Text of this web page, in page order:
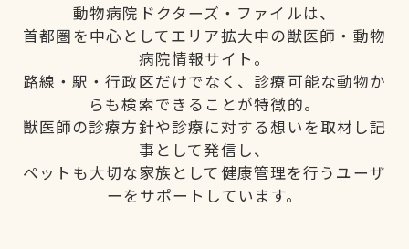
動物病院ドクターズ・ファイルは、
首都圏を中心としてエリア拡大中の獣医師・動物
病院情報サイト。
路線・駅・行政区だけでなく、診療可能な動物か
らも検索できることが特徴的。
獣医師の診療方針や診療に対する想いを取材し記
事として発信し、
ペットも大切な家族として健康管理を行うユーザ
ーをサポートしています。